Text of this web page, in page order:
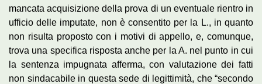
mancata acquisizione della prova di un eventuale rientro in
ufficio delle imputate, non è consentito per la L., in quanto
non risulta proposto con i motivi di appello, e, comunque,
trova una specifica risposta anche per la A. nel punto in cui
la sentenza impugnata afferma, con valutazione dei fatti
non sindacabile in questa sede di legittimità, che “secondo